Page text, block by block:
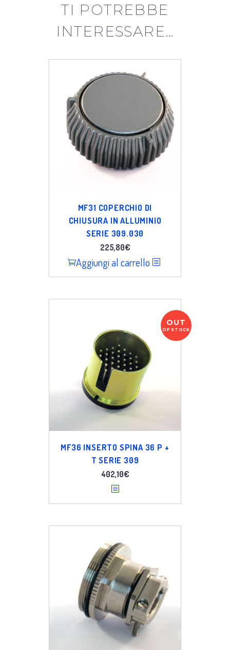
TI POTREBBE
INTERESSARE…
MF31 COPERCHIO DI
CHIUSURA IN ALLUMINIO
SERIE 309.030
225,80€
Aggiungi al carrello
OUT
OF STOCK
MF36 INSERTO SPINA 36 P +
T SERIE 309
402,10€